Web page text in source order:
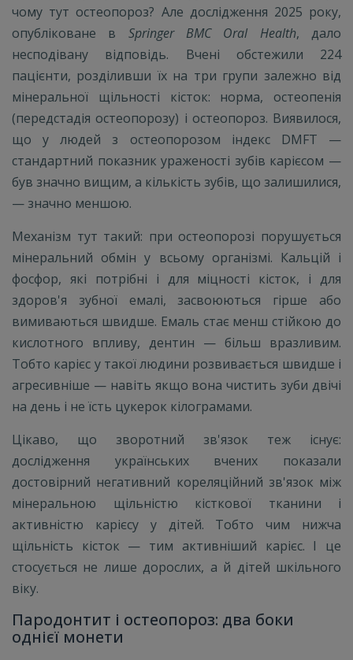
чому тут остеопороз? Але дослідження 2025 року,
опубліковане в Springer BMC Oral Health, дало
несподівану відповідь. Вчені обстежили 224
пацієнти, розділивши їх на три групи залежно від
мінеральної щільності кісток: норма, остеопенія
(передстадія остеопорозу) і остеопороз. Виявилося,
що у людей з остеопорозом індекс DMFT —
стандартний показник ураженості зубів карієсом —
був значно вищим, а кількість зубів, що залишилися,
— значно меншою.
Механізм тут такий: при остеопорозі порушується
мінеральний обмін у всьому організмі. Кальцій і
фосфор, які потрібні і для міцності кісток, і для
здоров'я зубної емалі, засвоюються гірше або
вимиваються швидше. Емаль стає менш стійкою до
кислотного впливу, дентин — більш вразливим.
Тобто карієс у такої людини розвивається швидше і
агресивніше — навіть якщо вона чистить зуби двічі
на день і не їсть цукерок кілограмами.
Цікаво, що зворотний зв'язок теж існує:
дослідження українських вчених показали
достовірний негативний кореляційний зв'язок між
мінеральною щільністю кісткової тканини і
активністю карієсу у дітей. Тобто чим нижча
щільність кісток — тим активніший карієс. І це
стосується не лише дорослих, а й дітей шкільного
віку.
Пародонтит і остеопороз: два боки
однієї монети